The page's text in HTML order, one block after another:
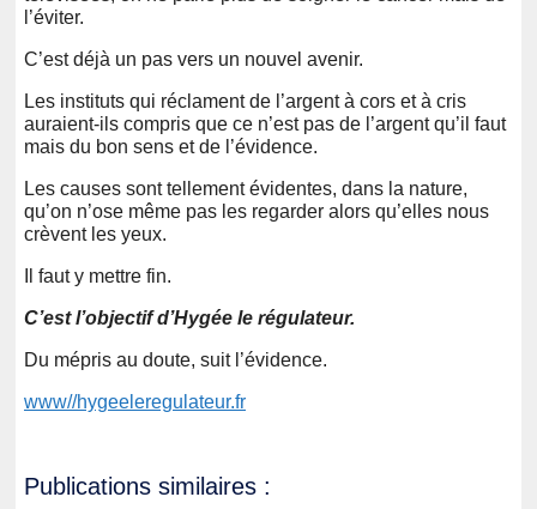
l’éviter.
C’est déjà un pas vers un nouvel avenir.
Les instituts qui réclament de l’argent à cors et à cris
auraient-ils compris que ce n’est pas de l’argent qu’il faut
mais du bon sens et de l’évidence.
Les causes sont tellement évidentes, dans la nature,
qu’on n’ose même pas les regarder alors qu’elles nous
crèvent les yeux.
Il faut y mettre fin.
C’est l’objectif d’Hygée le régulateur.
Du mépris au doute, suit l’évidence.
www//hygeeleregulateur.fr
Publications similaires :